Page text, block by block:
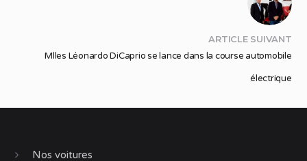
ARTICLE SUIVANT
Mlles Léonardo DiCaprio se lance dans la course automobile
électrique
Nos voitures